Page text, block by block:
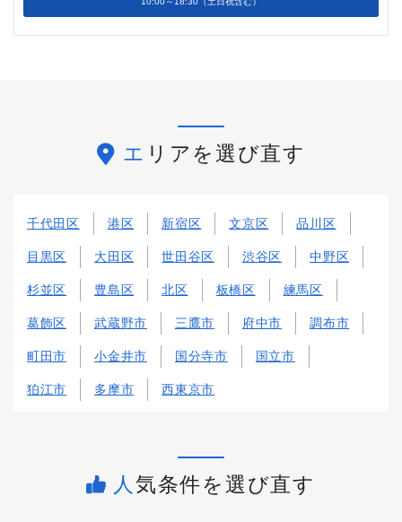
エリアを選び直す
千代田区 港区 新宿区 文京区 品川区
目黒区 大田区 世田谷区 渋谷区 中野区
杉並区 豊島区 北区 板橋区 練馬区
葛飾区 武蔵野市 三鷹市 府中市 調布市
町田市 小金井市 国分寺市 国立市
狛江市 多摩市 西東京市
人気条件を選び直す